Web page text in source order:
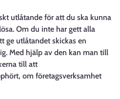
utlåtande för att du ska kunna
Om du inte har gett alla
ge utlåtandet skickas en
Med hjälp av den kan man till
till att
om företagsverksamhet